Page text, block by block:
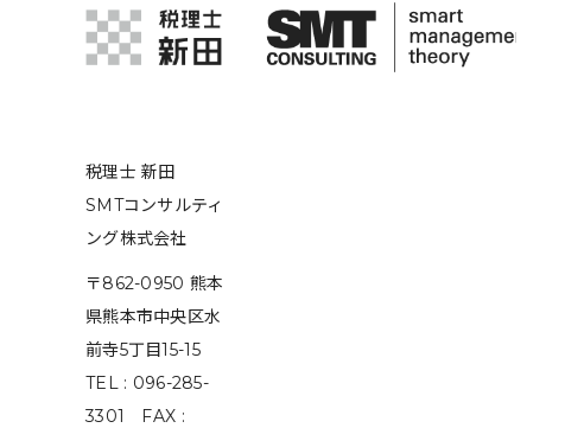
税理士 新田
SMTコンサルティ
ング株式会社
〒862-0950 熊本
県熊本市中央区水
前寺5丁目15-15
TEL : 096-285-
3301 FAX :